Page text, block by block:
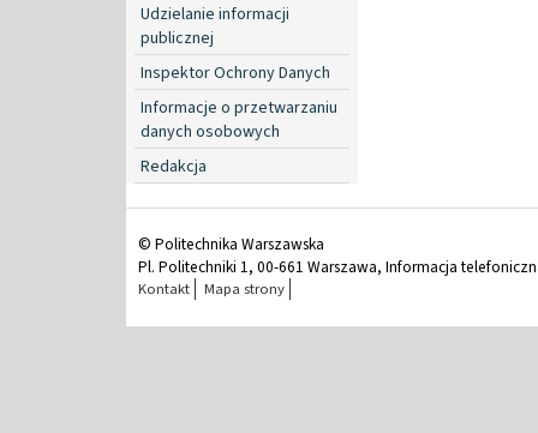
Udzielanie informacji
publicznej
Inspektor Ochrony Danych
Informacje o przetwarzaniu
danych osobowych
Redakcja
© Politechnika Warszawska
Pl. Politechniki 1, 00-661 Warszawa, Informacja
Kontakt Mapa strony